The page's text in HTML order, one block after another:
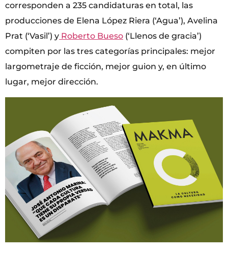
corresponden a 235 candidaturas en total, las
producciones de Elena López Riera (‘Agua’), Avelina
Prat (‘Vasil’) y Roberto Bueso (‘Llenos de gracia’)
compiten por las tres categorías principales: mejor
largometraje de ficción, mejor guion y, en último
lugar, mejor dirección.